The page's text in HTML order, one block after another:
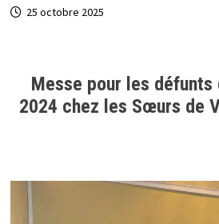
25 octobre 2025
Messe pour les défunts
2024 chez les Sœurs de